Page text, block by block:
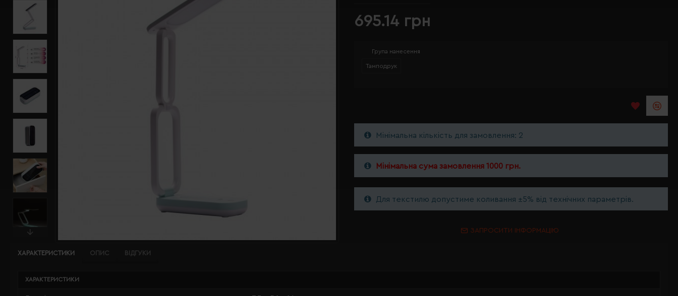
695.14 грн
Група нанесення
Тамподрук
Мінімальна кількість для замовлення: 2
Мінімальна сума замовлення 1000 грн.
Для текстилю допустиме коливання ±5% від технічних параметрів.
ЗАПРОСИТИ ІНФОРМАЦІЮ
ХАРАКТЕРИСТИКИ ОПИС ВІДГУКИ
ХАРАКТЕРИСТИКИ